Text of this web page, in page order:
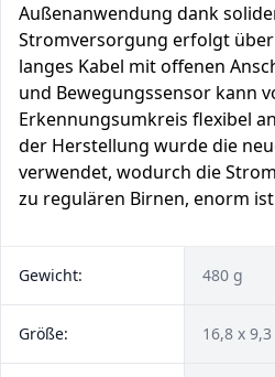
Außenanwendung dank
Stromversorgung erfolgt
langes Kabel mit offenen
und Bewegungssensor kann
Erkennungsumkreis flexibel
der Herstellung wurde die
verwendet, wodurch die
zu regulären Birnen, enorm
Gewicht: 480 g
Größe: 16,8 x